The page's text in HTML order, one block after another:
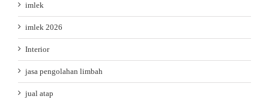
imlek
imlek 2026
Interior
jasa pengolahan limbah
jual atap